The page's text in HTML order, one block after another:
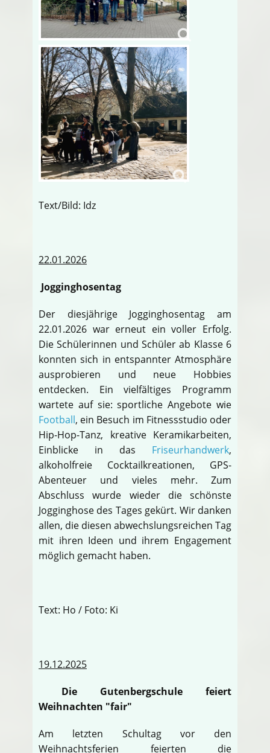
Text/Bild: Idz
22.01.2026
Jogginghosentag
Der diesjährige Jogginghosentag am
22.01.2026 war erneut ein voller Erfolg.
Die Schülerinnen und Schüler ab Klasse 6
konnten sich in entspannter Atmosphäre
ausprobieren und neue Hobbies
entdecken. Ein vielfältiges Programm
wartete auf sie: sportliche Angebote wie
Football, ein Besuch im Fitnessstudio oder
Hip-Hop-Tanz, kreative Keramikarbeiten,
Einblicke in das Friseurhandwerk,
alkoholfreie Cocktailkreationen, GPS-
Abenteuer und vieles mehr. Zum
Abschluss wurde wieder die schönste
Jogginghose des Tages gekürt. Wir danken
allen, die diesen abwechslungsreichen Tag
mit ihren Ideen und ihrem Engagement
möglich gemacht haben.
Text: Ho / Foto: Ki
19.12.2025
Die Gutenbergschule feiert
Weihnachten "fair"
Am letzten Schultag vor den
Weihnachtsferien feierten die